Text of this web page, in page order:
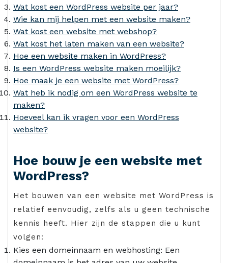
Wat kost een WordPress website per jaar?
Wie kan mij helpen met een website maken?
Wat kost een website met webshop?
Wat kost het laten maken van een website?
Hoe een website maken in WordPress?
Is een WordPress website maken moeilijk?
Hoe maak je een website met WordPress?
Wat heb ik nodig om een WordPress website te
maken?
Hoeveel kan ik vragen voor een WordPress
website?
Hoe bouw je een website met
WordPress?
Het bouwen van een website met WordPress is
relatief eenvoudig, zelfs als u geen technische
kennis heeft. Hier zijn de stappen die u kunt
volgen:
Kies een domeinnaam en webhosting: Een